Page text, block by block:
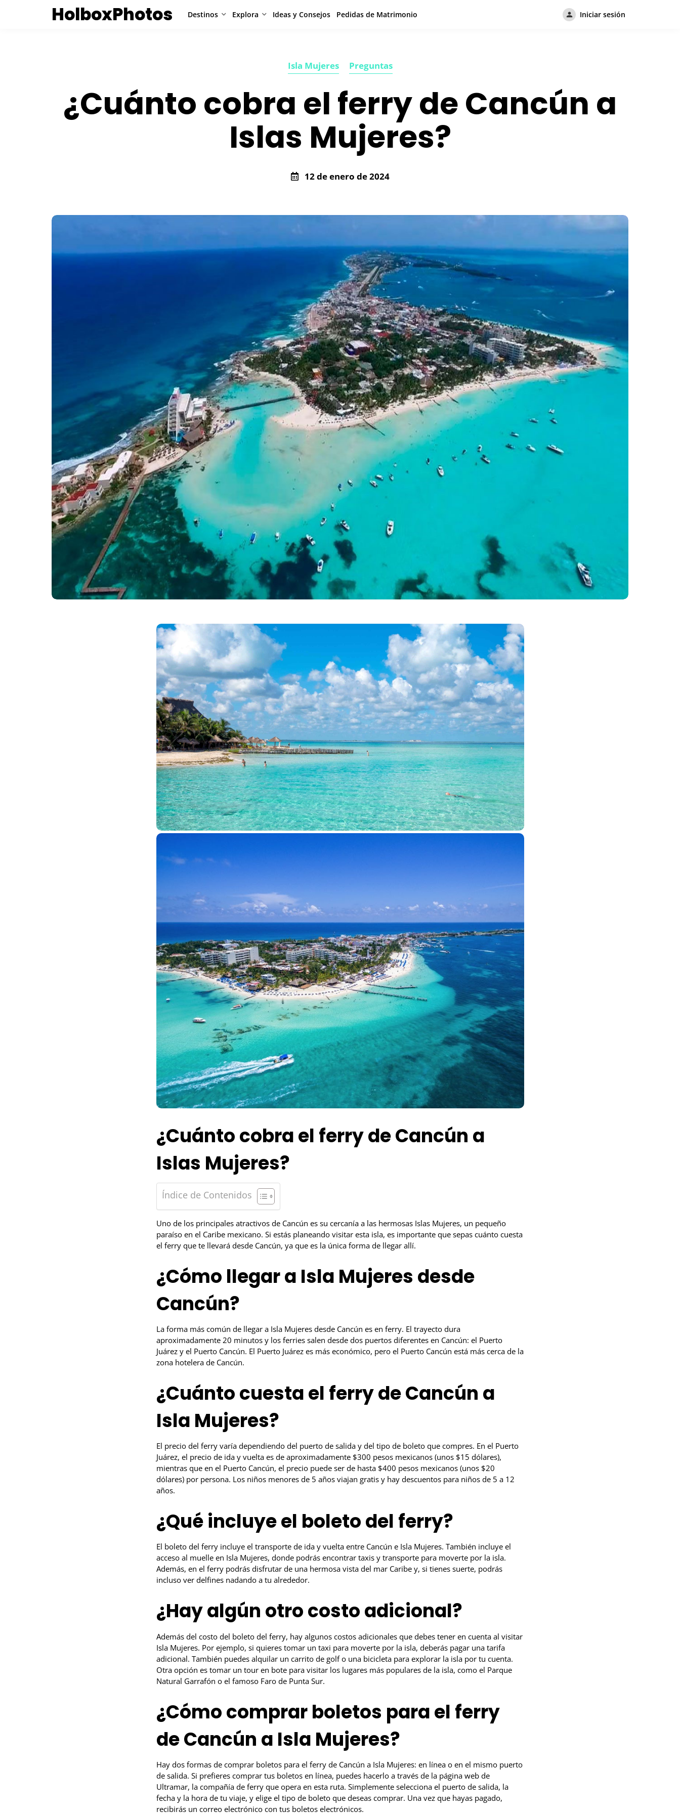
HolboxPhotos Destinos Explora Ideas y Consejos Pedidas de Matrimonio Iniciar sesión
Isla Mujeres Preguntas
¿Cuánto cobra el ferry de Cancún a
Islas Mujeres?
12 de enero de 2024
¿Cuánto cobra el ferry de Cancún a
Islas Mujeres?
Índice de Contenidos
Uno de los principales atractivos de Cancún es su cercanía a las hermosas Islas Mujeres, un pequeño
paraíso en el Caribe mexicano. Si estás planeando visitar esta isla, es importante que sepas cuánto cuesta
el ferry que te llevará desde Cancún, ya que es la única forma de llegar allí.
¿Cómo llegar a Isla Mujeres desde
Cancún?
La forma más común de llegar a Isla Mujeres desde Cancún es en ferry. El trayecto dura
aproximadamente 20 minutos y los ferries salen desde dos puertos diferentes en Cancún: el Puerto
Juárez y el Puerto Cancún. El Puerto Juárez es más económico, pero el Puerto Cancún está más cerca de la
zona hotelera de Cancún.
¿Cuánto cuesta el ferry de Cancún a
Isla Mujeres?
El precio del ferry varía dependiendo del puerto de salida y del tipo de boleto que compres. En el Puerto
Juárez, el precio de ida y vuelta es de aproximadamente $300 pesos mexicanos (unos $15 dólares),
mientras que en el Puerto Cancún, el precio puede ser de hasta $400 pesos mexicanos (unos $20
dólares) por persona. Los niños menores de 5 años viajan gratis y hay descuentos para niños de 5 a 12
años.
¿Qué incluye el boleto del ferry?
El boleto del ferry incluye el transporte de ida y vuelta entre Cancún e Isla Mujeres. También incluye el
acceso al muelle en Isla Mujeres, donde podrás encontrar taxis y transporte para moverte por la isla.
Además, en el ferry podrás disfrutar de una hermosa vista del mar Caribe y, si tienes suerte, podrás
incluso ver delfines nadando a tu alrededor.
¿Hay algún otro costo adicional?
Además del costo del boleto del ferry, hay algunos costos adicionales que debes tener en cuenta al visitar
Isla Mujeres. Por ejemplo, si quieres tomar un taxi para moverte por la isla, deberás pagar una tarifa
adicional. También puedes alquilar un carrito de golf o una bicicleta para explorar la isla por tu cuenta.
Otra opción es tomar un tour en bote para visitar los lugares más populares de la isla, como el Parque
Natural Garrafón o el famoso Faro de Punta Sur.
¿Cómo comprar boletos para el ferry
de Cancún a Isla Mujeres?
Hay dos formas de comprar boletos para el ferry de Cancún a Isla Mujeres: en línea o en el mismo puerto
de salida. Si prefieres comprar tus boletos en línea, puedes hacerlo a través de la página web de
Ultramar, la compañía de ferry que opera en esta ruta. Simplemente selecciona el puerto de salida, la
fecha y la hora de tu viaje, y elige el tipo de boleto que deseas comprar. Una vez que hayas pagado,
recibirás un correo electrónico con tus boletos electrónicos.